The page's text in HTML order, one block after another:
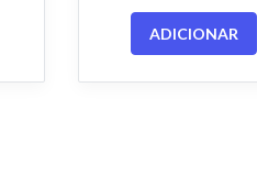
ADICIONAR